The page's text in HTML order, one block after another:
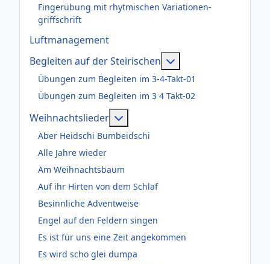
Fingerübung mit rhytmischen Variationen-
griffschrift
Luftmanagement
Begleiten auf der Steirischen
Übungen zum Begleiten im 3-4-Takt-01
Übungen zum Begleiten im 3 4 Takt-02
Weihnachtslieder
Aber Heidschi Bumbeidschi
Alle Jahre wieder
Am Weihnachtsbaum
Auf ihr Hirten von dem Schlaf
Besinnliche Adventweise
Engel auf den Feldern singen
Es ist für uns eine Zeit angekommen
Es wird scho glei dumpa